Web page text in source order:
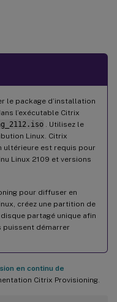
le package d’installation
l’exécutable Citrix
. Utilisez le
Linux. Citrix
ultérieure est requis pour
Linux 2109 et versions
pour diffuser en
créez une partition de
partagé unique afin
puissent démarrer
en continu de
Citrix Provisioning.